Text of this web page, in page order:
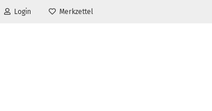
Login Merkzettel